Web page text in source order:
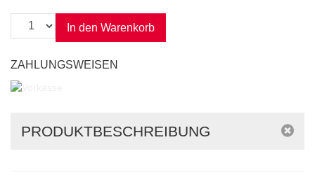
Anzahl
In den Warenkorb
ZAHLUNGSWEISEN
PRODUKTBESCHREIBUNG